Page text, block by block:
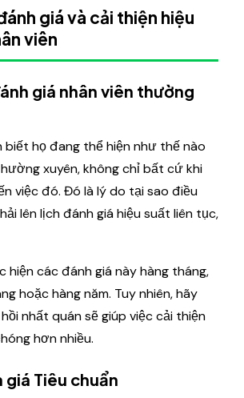
giá và cải thiện hiệu
viên
giá nhân viên thường
biết họ đang thể hiện như thế nào
xuyên, không chỉ bất cứ khi
việc đó. Đó là lý do tại sao điều
lên lịch đánh giá hiệu suất liên tục,
hiện các đánh giá này hàng tháng,
hoặc hàng năm. Tuy nhiên, hãy
nhất quán sẽ giúp việc cải thiện
hơn nhiều.
giá Tiêu chuẩn